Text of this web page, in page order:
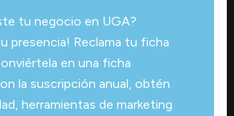
tu negocio en UGA?
presencia! Reclama tu ficha
en una ficha
la suscripción anual, obtén
herramientas de marketing